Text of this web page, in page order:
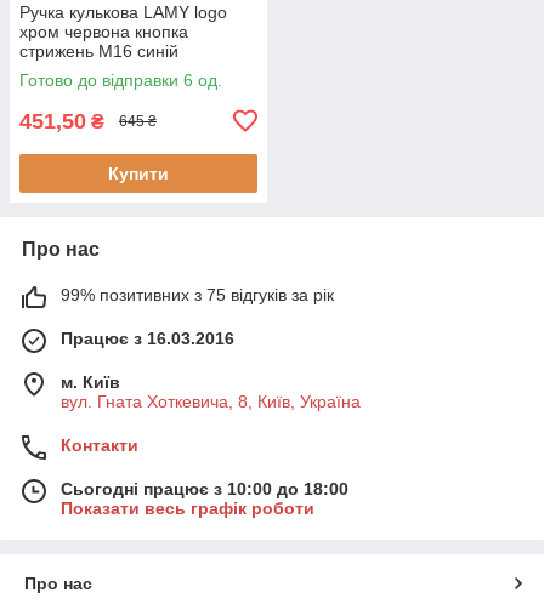
Ручка кулькова LAMY logo
хром червона кнопка
стрижень M16 синій
(4000844)
Готово до відправки 6 од.
451,50 ₴ 645 ₴
Купити
Про нас
99% позитивних з 75 відгуків за рік
Працює з 16.03.2016
м. Київ
вул. Гната Хоткевича, 8, Київ, Україна
Контакти
Сьогодні працює з 10:00 до 18:00
Показати весь графік роботи
Про нас